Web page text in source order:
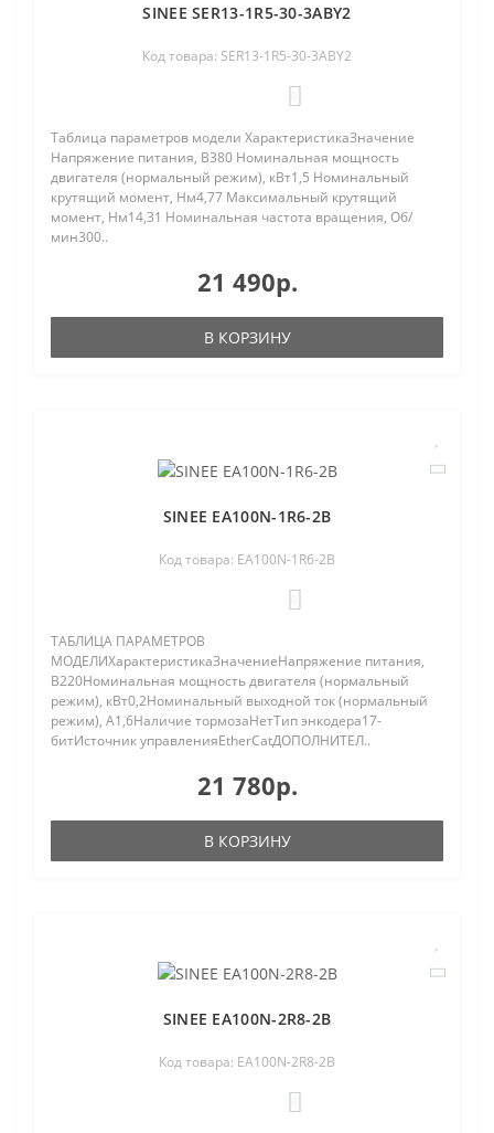
SINEE SER13-1R5-30-3ABY2
Код товара: SER13-1R5-30-3ABY2
Таблица параметров модели ХарактеристикаЗначение
Напряжение питания, В380 Номинальная мощность
двигателя (нормальный режим), кВт1,5 Номинальный
крутящий момент, Нм4,77 Максимальный крутящий
момент, Нм14,31 Номинальная частота вращения, Об/
мин300..
21 490р.
В КОРЗИНУ
SINEE EA100N-1R6-2B
Код товара: EA100N-1R6-2B
ТАБЛИЦА ПАРАМЕТРОВ
МОДЕЛИХарактеристикаЗначениеНапряжение питания,
В220Номинальная мощность двигателя (нормальный
режим), кВт0,2Номинальный выходной ток (нормальный
режим), A1,6Наличие тормозаНетТип энкодера17-
битИсточник управленияEtherCatДОПОЛНИТЕЛ..
21 780р.
В КОРЗИНУ
SINEE EA100N-2R8-2B
Код товара: EA100N-2R8-2B